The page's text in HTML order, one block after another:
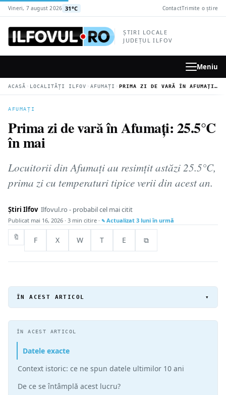
conținutul
Vineri, 7 august 2026 31°C ContactTrimite o știre
ȘTIRI LOCALE
JUDEȚUL ILFOV
Meniu
ACASĂ › LOCALITĂȚI ILFOV › AFUMAȚI › PRIMA ZI DE VARĂ ÎN AFUMAȚI: 25.5°C ÎN MAI
AFUMAȚI
Prima zi de vară în Afumați: 25.5°C
în mai
Locuitorii din Afumați au resimțit astăzi 25.5°C,
prima zi cu temperaturi tipice verii din acest an.
Știri Ilfov Ilfovul.ro - probabil cel mai citit
Publicat mai 16, 2026 · 3 min citire · Actualizat 3 luni în urmă
🔖 F X W T E ⧉
ÎN ACEST ARTICOL ▾
ÎN ACEST ARTICOL
Datele exacte
Context istoric: ce ne spun datele ultimilor 10 ani
De ce se întâmplă acest lucru?